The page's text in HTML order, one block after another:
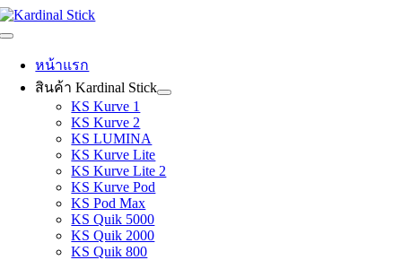
Skip
to
Toggle
Navigation
หน้าแรก
สินค้า Kardinal Stick
KS Kurve 1
KS Kurve 2
KS LUMINA
KS Kurve Lite
KS Kurve Lite 2
KS Kurve Pod
KS Pod Max
KS Quik 5000
KS Quik 2000
KS Quik 800